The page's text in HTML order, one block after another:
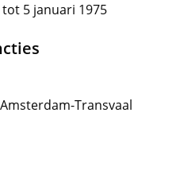
tot 5 januari 1975
Transvaal